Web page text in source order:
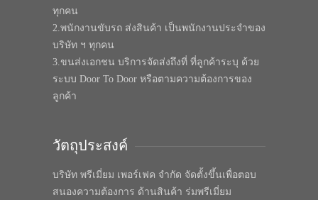
ทุกคน
2.พนักงานขับรถ ส่งสินค้า เป็นพนักงานประจำของ
บริษัท ฯ ทุกคน
3.ขนส่งเอกชน บริการจัดส่งถึงที่ ที่ลูกค้าระบุ ด้วย
ระบบ Door To Door หรือตามความต้องการของ
ลูกค้า
วัตถุประสงค์
บริษัท พรีเมี่ยม เพอร์เฟค จำกัด จัดตั้งขึ้นเพื่อตอบ
สนองความต้องการ ด้านสินค้า ร่มพรีเมี่ยม